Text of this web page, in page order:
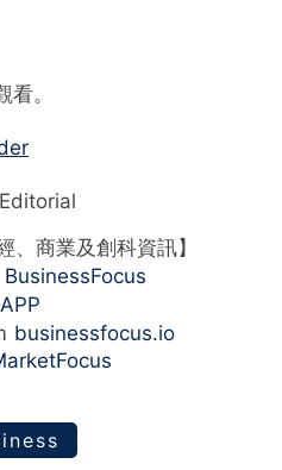
看。
、商業及創科資訊】
BusinessFocus
businessfocus.io